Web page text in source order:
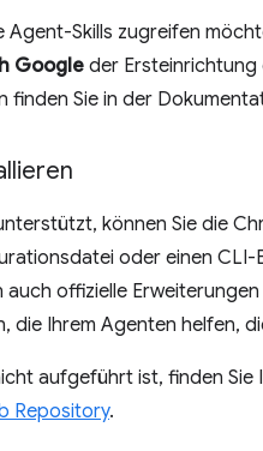
Agent-Skills zugreifen
Google der Ersteinrichtung
finden Sie in der
können Sie die
oder einen
auch offizielle
die Ihrem Agenten helfen,
aufgeführt ist, finden Sie
Repository.